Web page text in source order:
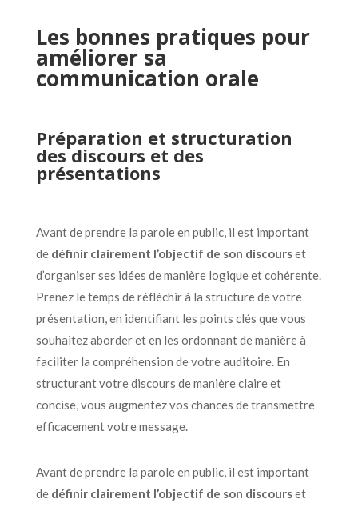
Les bonnes pratiques pour
améliorer sa
communication orale
Préparation et structuration
des discours et des
présentations
Avant de prendre la parole en public, il est important
de définir clairement l’objectif de son discourset
d’organiser ses idées de manière logique et cohérente.
Prenez le temps de réfléchir à la structure de votre
présentation, en identifiant les points clés que vous
souhaitez aborder et en les ordonnant de manière à
faciliter la compréhension de votre auditoire. En
structurant votre discours de manière claire et
concise, vous augmentez vos chances de transmettre
efficacement votre message.
Avant de prendre la parole en public, il est important
de définir clairement l’objectif de son discourset